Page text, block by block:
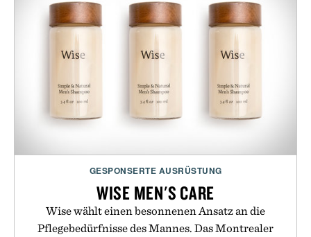
GESPONSERTE AUSRÜSTUNG
WISE MEN'S CARE
Wise wählt einen besonnenen Ansatz an die
Pflegebedürfnisse des Mannes. Das Montrealer